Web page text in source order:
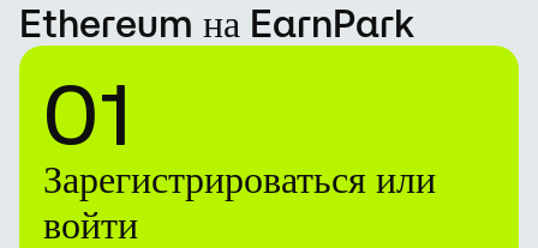
Ethereum на EarnPark
01
Зарегистрироваться или
войти